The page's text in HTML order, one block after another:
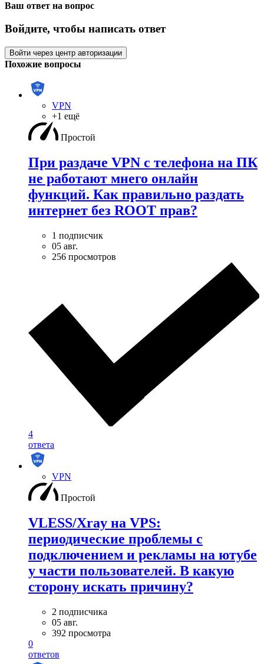
Ваш ответ на вопрос
Войдите, чтобы написать ответ
Войти через центр авторизации
Похожие вопросы
VPN
+1 ещё
Простой
При раздаче VPN с телефона на ПК
не работают мнего онлайн
функций. Как правильно раздать
интернет без ROOT прав?
1 подписчик
05 авг.
256 просмотров
4
ответа
VPN
Простой
VLESS/Xray на VPS:
периодические проблемы с
подключением и рекламы на ютубе
у части пользователей. В какую
сторону искать причину?
2 подписчика
05 авг.
392 просмотра
0
ответов